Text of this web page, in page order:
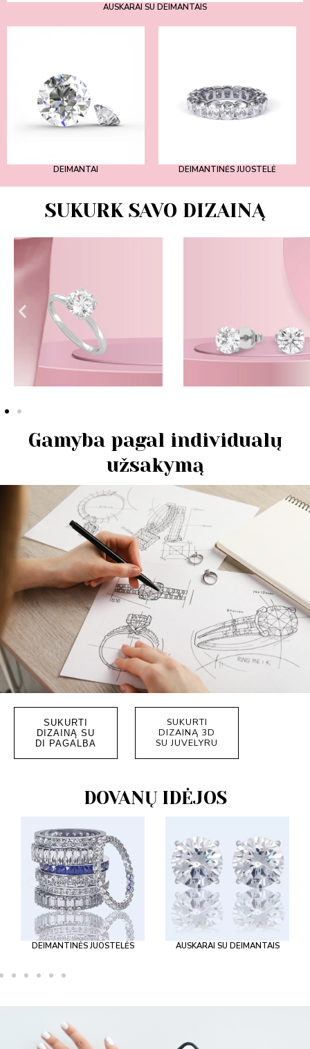
AUSKARAI SU DEIMANTAIS
DEIMANTINĖS JUOSTELĖ
DEIMANTAI
SUKURK SAVO DIZAINĄ
Gamyba pagal individualų
užsakymą
SUKURTI
DIZAINĄ SU
DI PAGALBA
SUKURTI
DIZAINĄ 3D
SU JUVELYRU
DOVANŲ IDĖJOS
DEIMANTINĖS JUOSTELĖS AUSKARAI SU DEIMANTAIS